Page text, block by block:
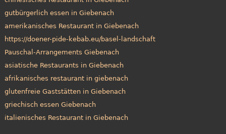
gutbürgerlich essen in Giebenach
amerikanisches Restaurant in Giebenach
https://doener-pide-kebab.eu/basel-landschaft
Pauschal-Arrangements Giebenach
asiatische Restaurants in Giebenach
afrikanisches restaurant in giebenach
glutenfreie Gaststätten in Giebenach
griechisch essen Giebenach
italienisches Restaurant in Giebenach